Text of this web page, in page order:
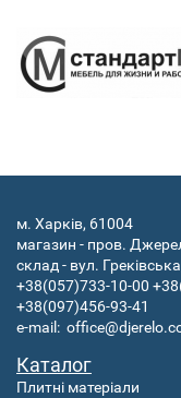
м. Харків, 61004
магазин - пров.
склад - вул.
+38(057)733-10-00
+38(097)456-93-41
e-mail:
Каталог
Плитні матеріали